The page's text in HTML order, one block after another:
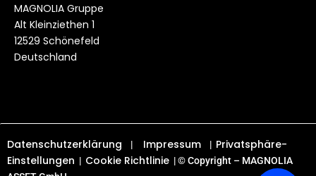
MAGNOLIA Gruppe
Alt Kleinziethen 1
12529 Schönefeld
Deutschland
Datenschutzerklärung | Impressum | Privatsphäre-
Einstellungen | Cookie Richtlinie | © Copyright – MAGNOLIA